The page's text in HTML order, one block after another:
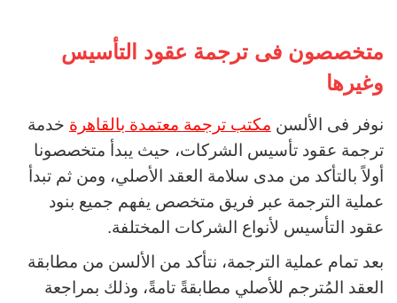
متخصصون فى ترجمة عقود التأسيس
وغيرها
نوفر فى الألسن مكتب ترجمة معتمدة بالقاهرة خدمة
ترجمة عقود تأسيس الشركات، حيث يبدأ متخصصونا
أولاً بالتأكد من مدى سلامة العقد الأصلي، ومن ثم تبدأ
عملية الترجمة عبر فريق متخصص يفهم جميع بنود
عقود التأسيس لأنواع الشركات المختلفة.
بعد تمام عملية الترجمة، نتأكد من الألسن من مطابقة
العقد المُترجم للأصلي مطابقةً تامةً، وذلك بمراجعة